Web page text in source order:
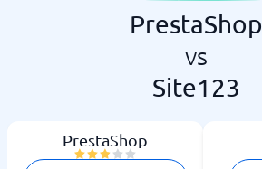
PrestaShop
vs
Site123
PrestaShop